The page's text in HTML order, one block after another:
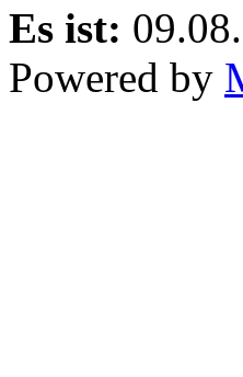
Es ist:
Powered by